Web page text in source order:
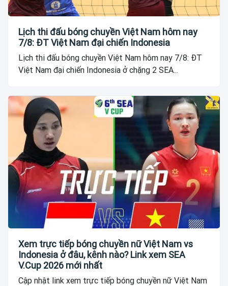
Lịch thi đấu bóng chuyền Việt Nam hôm nay
7/8: ĐT Việt Nam đại chiến Indonesia
Lịch thi đấu bóng chuyền Việt Nam hôm nay 7/8: ĐT
Việt Nam đại chiến Indonesia ở chặng 2 SEA...
Xem trực tiếp bóng chuyền nữ Việt Nam vs
Indonesia ở đâu, kênh nào? Link xem SEA
V.Cup 2026 mới nhất
Cập nhật link xem trực tiếp bóng chuyền nữ Việt Nam